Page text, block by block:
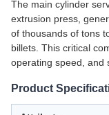
The main cylinder
extrusion press,
of thousands of tons
billets. This critical
operating speed, and
Product